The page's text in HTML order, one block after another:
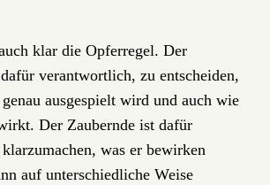
klar die Opferregel. Der
verantwortlich, zu entscheiden,
ausgespielt wird und auch wie
Der Zaubernde ist dafür
was er bewirken
auf unterschiedliche Weise